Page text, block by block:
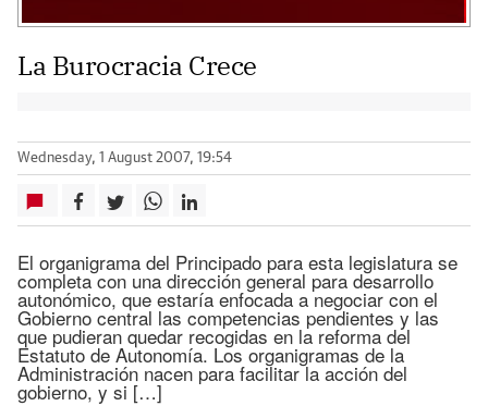
La Burocracia Crece
Wednesday, 1 August 2007, 19:54
El organigrama del Principado para esta legislatura se
completa con una dirección general para desarrollo
autonómico, que estaría enfocada a negociar con el
Gobierno central las competencias pendientes y las
que pudieran quedar recogidas en la reforma del
Estatuto de Autonomía. Los organigramas de la
Administración nacen para facilitar la acción del
gobierno, y si […]